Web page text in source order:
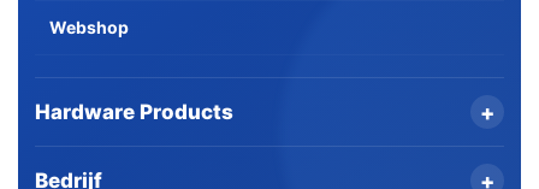
Webshop
Hardware Products +
Bedrijf +